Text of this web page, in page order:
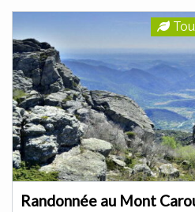
Randonnée au Mont